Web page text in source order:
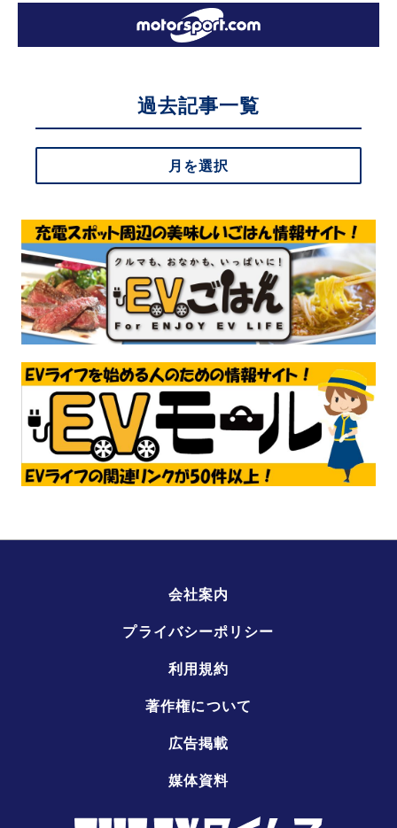
過去記事一覧
月を選択
会社案内
プライバシーポリシー
利用規約
著作権について
広告掲載
媒体資料